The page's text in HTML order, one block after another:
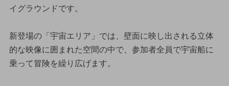
イグラウンドです。
新登場の「宇宙エリア」では、壁面に映し出される立体
的な映像に囲まれた空間の中で、参加者全員で宇宙船に
乗って冒険を繰り広げます。